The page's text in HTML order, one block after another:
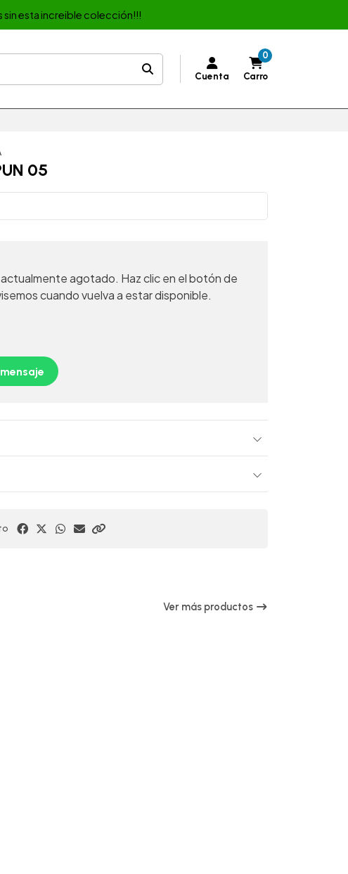
sin esta increible colección!!!
Cuenta
0
Carro
05
agotado. Haz clic en el botón de
cuando vuelva a estar disponible.
Ver más productos